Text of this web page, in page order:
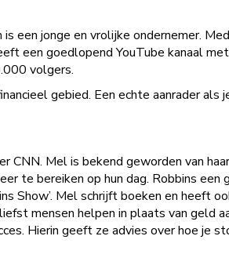
een jonge en vrolijke ondernemer.
een goedlopend YouTube kanaal
volgers.
gebied. Een echte aanrader als
Mel is bekend geworden van
te bereiken op hun dag. Robbins een
Show’. Mel schrijft boeken en heeft
mensen helpen in plaats van geld
Hierin geeft ze advies over hoe je